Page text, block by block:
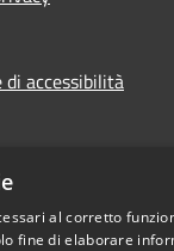
di accessibilità
al corretto
fine di elaborare